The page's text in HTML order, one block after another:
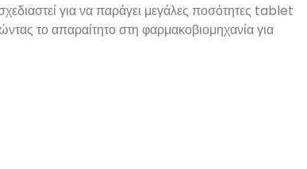
για να παράγει μεγάλες ποσότητες tablet
το απαραίτητο στη φαρμακοβιομηχανία για